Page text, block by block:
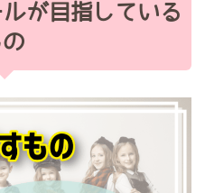
が目指している